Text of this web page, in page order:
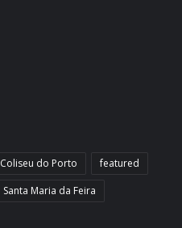
Coliseu do Porto
featured
Santa Maria da Feira